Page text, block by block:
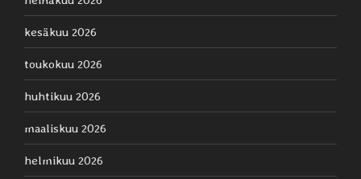
kesäkuu 2026
toukokuu 2026
huhtikuu 2026
maaliskuu 2026
helmikuu 2026